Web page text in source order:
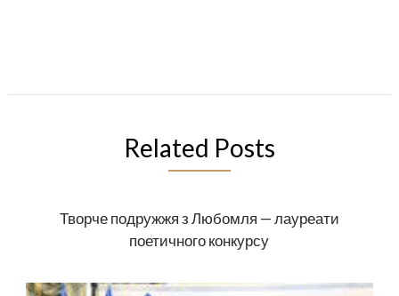
Related Posts
Творче подружжя з Любомля — лауреати
поетичного конкурсу